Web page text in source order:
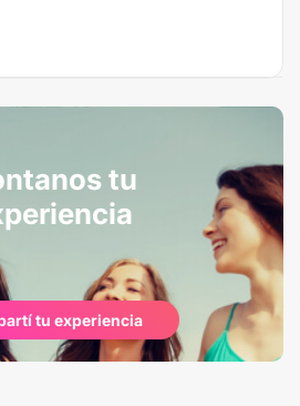
tu
tu experiencia